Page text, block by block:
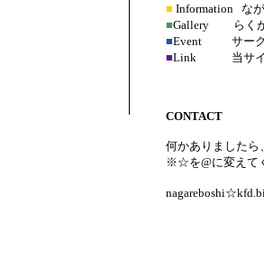
■ Information なが
■Gallery らくが
■Event サークル
■Link 当サイ
CONTACT
何かありましたら
※☆を@に変えて